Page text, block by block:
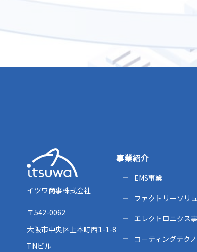
イツワ商事株式会社
〒542-0062
大阪市中央区上本町西1-1-8
TNビル
事業紹介
EMS事業
ファクトリーソリ
エレクトロニクス
コーティングテク